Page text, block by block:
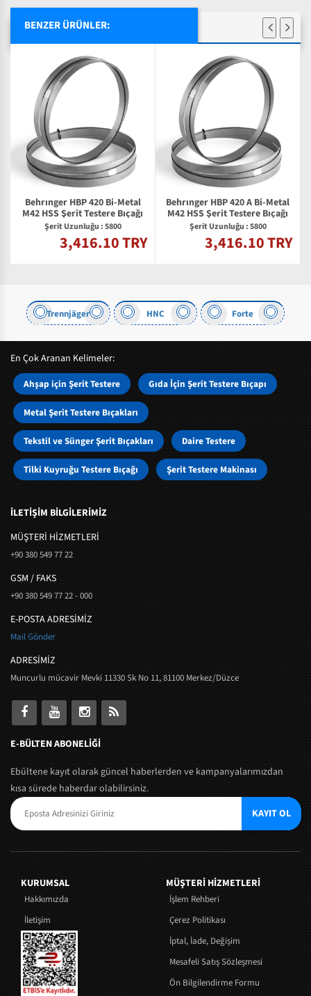
BENZER ÜRÜNLER:
Behrınger HBP 420 Bi-Metal
M42 HSS Şerit Testere Bıçağı
Şerit Uzunluğu : 5800
3,416.10 TRY
Behrınger HBP 420 A Bi-Metal
M42 HSS Şerit Testere Bıçağı
Şerit Uzunluğu : 5800
3,416.10 TRY
Trennjäger HNC Forte
En Çok Aranan Kelimeler:
Ahşap için Şerit Testere Gıda İçin Şerit Testere Bıçapı
Metal Şerit Testere Bıçakları
Tekstil ve Sünger Şerit Bıçakları Daire Testere
Tilki Kuyruğu Testere Bıçağı Şerit Testere Makinası
İLETİŞİM BİLGİLERİMİZ
MÜŞTERI HIZMETLERI
+90 380 549 77 22
GSM / FAKS
+90 380 549 77 22 - 000
E-POSTA ADRESİMİZ
Mail Gönder
ADRESİMİZ
Muncurlu mücavir Mevki 11330 Sk No 11, 81100 Merkez/Düzce
E-BÜLTEN ABONELİĞİ
Ebültene kayıt olarak güncel haberlerden ve kampanyalarımızdan
kısa sürede haberdar olabilirsiniz.
KAYIT OL
KURUMSAL
Hakkımızda
İletişim
MÜŞTERI HIZMETLERI
İşlem Rehberi
Çerez Politikası
İptal, İade, Değişim
Mesafeli Satış Sözleşmesi
Ön Bilgilendirme Formu